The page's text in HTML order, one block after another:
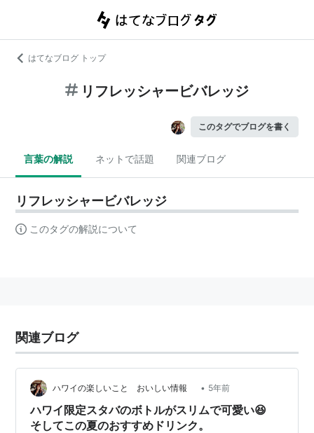
はてなブログ トップ
リフレッシャービバレッジ
このタグでブログを書く
言葉の解説 ネットで話題 関連ブログ
リフレッシャービバレッジ
このタグの解説について
関連ブログ
ハワイの楽しいこと おいしい情報 • 5年前
ハワイ限定スタバのボトルがスリムで可愛い😆
そしてこの夏のおすすめドリンク。